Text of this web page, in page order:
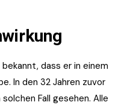
dass er in einem
In den 32 Jahren zuvor
Fall gesehen. Alle